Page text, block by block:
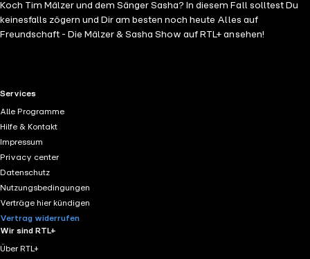
Koch Tim Mälzer und dem Sänger Sasha? In diesem Fall solltest Du
keinesfalls zögern und Dir am besten noch heute Alles auf
Freundschaft - Die Mälzer & Sasha Show auf RTL+ ansehen!
RTL+ useful links.
Services
Alle Programme
Hilfe & Kontakt
Impressum
Privacy center
Datenschutz
Nutzungsbedingungen
Verträge hier kündigen
Vertrag widerrufen
Wir sind RTL+
Über RTL+